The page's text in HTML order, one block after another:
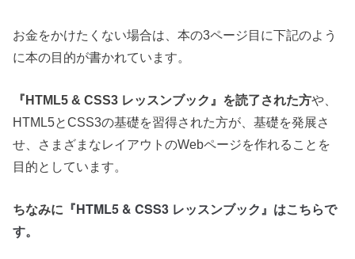
お金をかけたくない場合は、本の3ページ目に下記のよう
に本の目的が書かれています。
『HTML5 & CSS3 レッスンブック』を読了された方や、
HTML5とCSS3の基礎を習得された方が、基礎を発展さ
せ、さまざまなレイアウトのWebページを作れることを
目的としています。
ちなみに 『HTML5 & CSS3 レッスンブック』 はこちらで
す。